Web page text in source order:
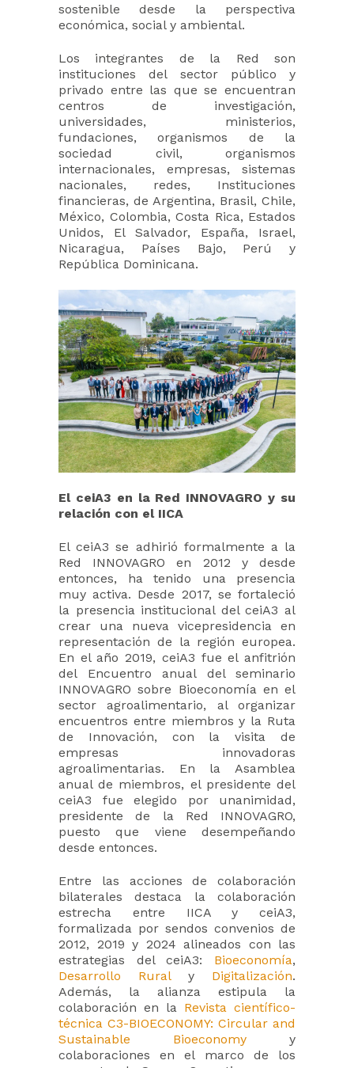
sostenible desde la perspectiva
económica, social y ambiental.
Los integrantes de la Red son
instituciones del sector público y
privado entre las que se encuentran
centros de investigación,
universidades, ministerios,
fundaciones, organismos de la
sociedad civil, organismos
internacionales, empresas, sistemas
nacionales, redes, Instituciones
financieras, de Argentina, Brasil, Chile,
México, Colombia, Costa Rica, Estados
Unidos, El Salvador, España, Israel,
Nicaragua, Países Bajo, Perú y
República Dominicana.
El ceiA3 en la Red INNOVAGRO y su
relación con el IICA
El ceiA3 se adhirió formalmente a la
Red INNOVAGRO en 2012 y desde
entonces, ha tenido una presencia
muy activa. Desde 2017, se fortaleció
la presencia institucional del ceiA3 al
crear una nueva vicepresidencia en
representación de la región europea.
En el año 2019, ceiA3 fue el anfitrión
del Encuentro anual del seminario
INNOVAGRO sobre Bioeconomía en el
sector agroalimentario, al organizar
encuentros entre miembros y la Ruta
de Innovación, con la visita de
empresas innovadoras
agroalimentarias. En la Asamblea
anual de miembros, el presidente del
ceiA3 fue elegido por unanimidad,
presidente de la Red INNOVAGRO,
puesto que viene desempeñando
desde entonces.
Entre las acciones de colaboración
bilaterales destaca la colaboración
estrecha entre IICA y ceiA3,
formalizada por sendos convenios de
2012, 2019 y 2024 alineados con las
estrategias del ceiA3: Bioeconomía,
Desarrollo Ruraly Digitalización.
Además, la alianza estipula la
colaboración en la Revista científico-
técnica C3-BIOECONOMY: Circular and
Sustainable Bioeconomy y
colaboraciones en el marco de los